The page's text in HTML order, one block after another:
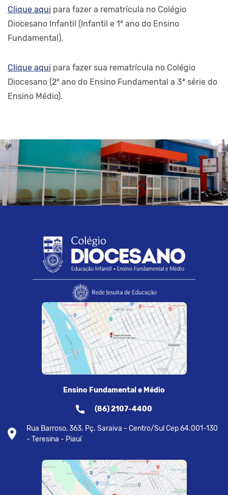
Clique aqui para fazer a rematrícula no Colégio
Diocesano Infantil (Infantil e 1º ano do Ensino
Fundamental).
Clique aqui para fazer sua rematrícula no Colégio
Diocesano (2º ano do Ensino Fundamental a 3ª série do
Ensino Médio).
Ensino Fundamental e Médio
(86) 2107-4400
Rua Barroso, 363. Pç. Saraiva - Centro/Sul Cep 64.001-130
- Teresina - Piauí